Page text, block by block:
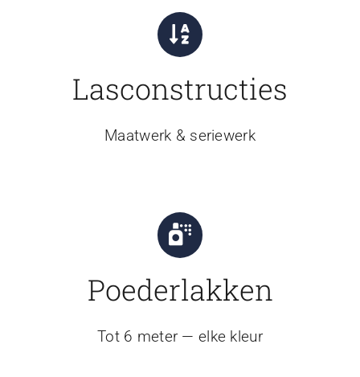
Lasconstructies
Maatwerk & seriewerk
Poederlakken
Tot 6 meter — elke kleur